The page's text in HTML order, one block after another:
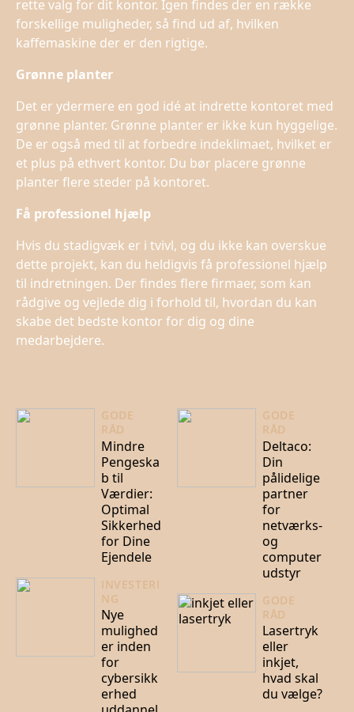
rette valg for dit kontor. Igen findes der en række
forskellige muligheder, så find ud af, hvilken
kaffemaskine der er den rigtige.
Grønne planter
Det er ydermere en god idé at indrette kontoret med
grønne planter. Grønne planter er ikke kun hyggelige.
De er også med til at forbedre indeklimaet, hvilket er
et plus på ethvert kontor. Du bør placere grønne
planter flere steder på kontoret.
Få professionel hjælp
Hvis du stadigvæk er i tvivl, og du ikke kan overskue
dette projekt, kan du heldigvis få professionel hjælp
til indretningen. Der findes flere firmaer, som kan
rådgive og vejlede dig i forhold til, hvordan du kan
skabe det bedste kontor for dig og dine
medarbejdere.
GODE
RÅD
Mindre
Pengeska
b til
Værdier:
Optimal
Sikkerhed
for Dine
Ejendele
INVESTERI
NG
Nye
mulighed
er inden
for
cybersikk
erhed
GODE
RÅD
Deltaco:
Din
pålidelige
partner
for
netværks-
og
computer
udstyr
GODE
RÅD
Lasertryk
eller
inkjet,
hvad skal
du vælge?